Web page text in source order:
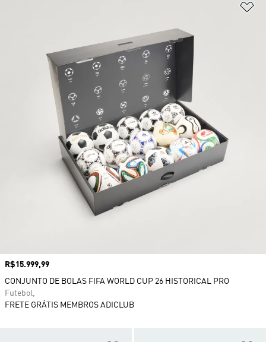
Preço
R$15.999,99
CONJUNTO DE BOLAS FIFA WORLD CUP 26 HISTORICAL PRO
Futebol,
FRETE GRÁTIS MEMBROS ADICLUB